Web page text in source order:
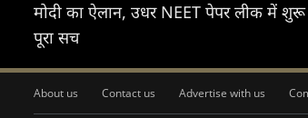
मोदी का ऐलान, उधर NEET पेपर लीक में
पूरा सच
About us Contact us Advertise with us